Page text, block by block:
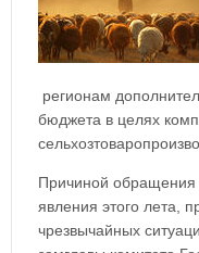
регионам
бюджета в целях
Причиной
явления этого лета,
чрезвычайных